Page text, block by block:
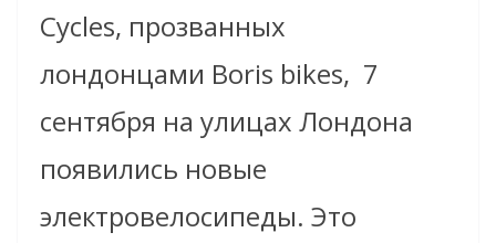
Cycles, прозванных
лондонцами Boris bikes, 7
сентября на улицах Лондона
появились новые
электровелосипеды. Это